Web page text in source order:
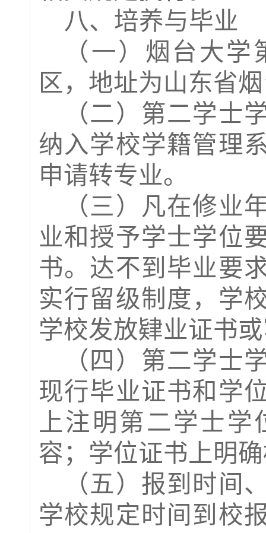
八、培养与毕业
（一） 烟台大学
区 ， 地址为山东省
（二）第二学士
纳入学校学籍管理
申请转专业。
（三 ）凡在修业
业和授予学士学位
书。达不到毕业要
实行留级制度，学
学校发放肄业证书
（ 四 ）第二学士
现行毕业证书和学
上注明第二学士
容；学位证书上明
（五） 报到时间
学校规定时间到校